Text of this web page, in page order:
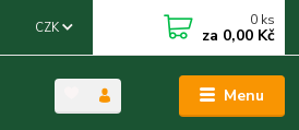
Menu
CZK 0 ks
za 0,00 Kč